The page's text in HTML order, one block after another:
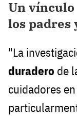
Un
los padres
"La
duradero de
cuidadores